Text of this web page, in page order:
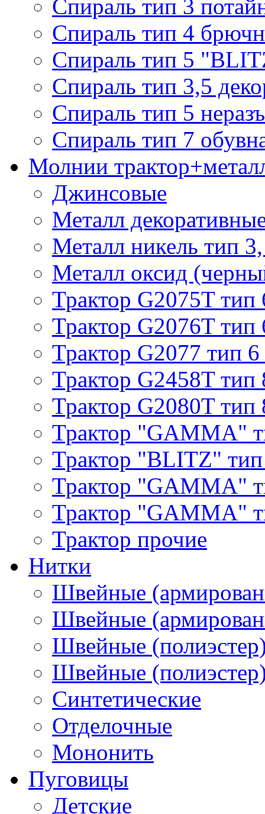
Спираль тип 3
Спираль тип 4
Спираль тип 5
Спираль тип 3,5
Спираль тип 5
Спираль тип 7
Молнии
Джинсовые
Металл
Металл никель тип
Металл оксид
Трактор G2075T тип
Трактор G2076T тип
Трактор G2077 тип 6
Трактор G2458T тип
Трактор G2080T тип
Трактор "GAMMA"
Трактор "BLITZ"
Трактор "GAMMA"
Трактор "GAMMA"
Трактор прочие
Нитки
Швейные
Швейные
Швейные
Швейные
Синтетические
Отделочные
Мононить
Пуговицы
Детские